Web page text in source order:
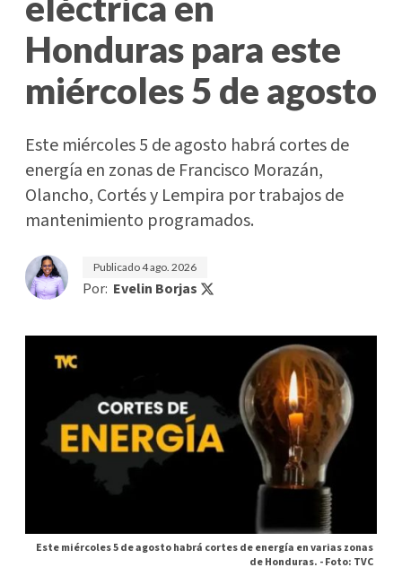
Honduras para este
miércoles 5 de agosto
Este miércoles 5 de agosto habrá cortes de
energía en zonas de Francisco Morazán,
Olancho, Cortés y Lempira por trabajos de
mantenimiento programados.
Publicado4 ago. 2026
Por: Evelin Borjas
Este miércoles 5 de agosto habrá cortes de energía en varias zonas
de Honduras. -Foto: TVC